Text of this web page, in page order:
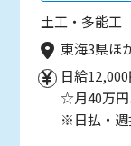
土工・多能工
東海3県ほ
日給
☆月40万円
※日払・週